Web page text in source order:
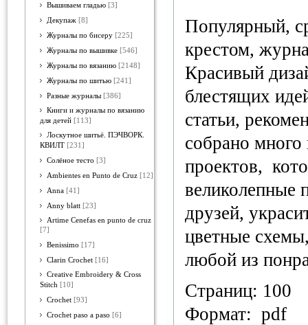
Вышиваем гладью [3]
Декупаж [8]
Журналы по бисеру [225]
Журналы по вышивке [546]
Журналы по вязанию [2148]
Журналы по шитью [241]
Разные журналы [386]
Книги и журналы по вязанию
для детей [113]
Лоскутное шитьё. ПЭЧВОРК.
КВИЛТ [231]
Солёное тесто [3]
Ambientes en Punto de Cruz [12]
Anna [41]
Anny blatt [23]
Artime Cenefas en punto de cruz
[7]
Benissimo [17]
Clarin Crochet [16]
Creative Embroidery & Cross
Stitch [10]
Crochet [93]
Crochet paso a paso [6]
Популярный,
крестом,
Красивый
блестящих
статьи,
собрано
проектов,
великолепные
друзей,
цветные
любой из
Страниц: 100
Формат: pdf